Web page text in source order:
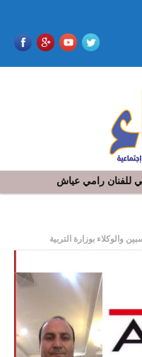
للفنان رامي عياش
والوكلاء بوزارة التربية